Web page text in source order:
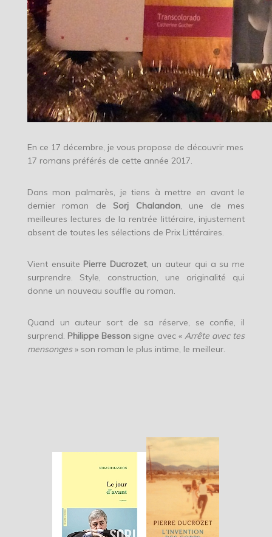
En ce 17 décembre, je vous propose de découvrir mes
17 romans préférés de cette année 2017.
Dans mon palmarès, je tiens à mettre en avant le
dernier roman de Sorj Chalandon, une de mes
meilleures lectures de la rentrée littéraire, injustement
absent de toutes les sélections de Prix Littéraires.
Vient ensuite Pierre Ducrozet, un auteur qui a su me
surprendre. Style, construction, une originalité qui
donne un nouveau souffle au roman.
Quand un auteur sort de sa réserve, se confie, il
surprend. Philippe Besson signe avec « Arrête avec tes
mensonges» son roman le plus intime, le meilleur.